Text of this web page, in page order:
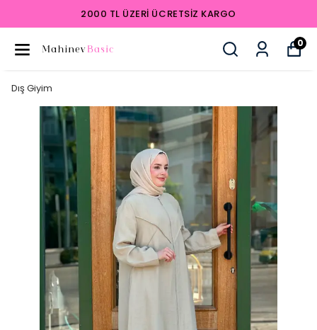
2000 TL ÜZERI ÜCRETSIZ KARGO
0
Dış Giyim